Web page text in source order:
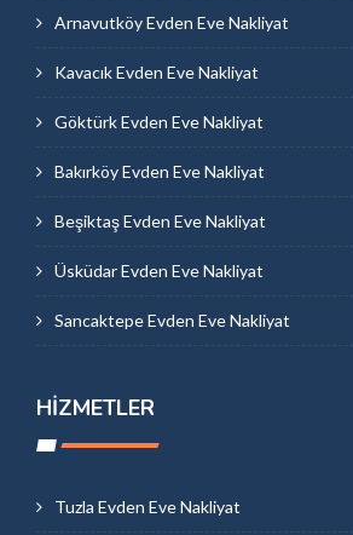
Arnavutköy Evden Eve Nakliyat
Kavacık Evden Eve Nakliyat
Göktürk Evden Eve Nakliyat
Bakırköy Evden Eve Nakliyat
Beşiktaş Evden Eve Nakliyat
Üsküdar Evden Eve Nakliyat
Sancaktepe Evden Eve Nakliyat
HIZMETLER
Tuzla Evden Eve Nakliyat